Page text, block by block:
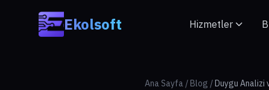
Ekolsoft Hizmetler
Ana Sayfa / Blog /Duygu Analizi